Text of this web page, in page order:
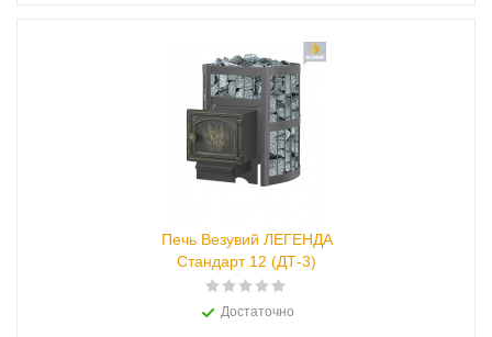
Печь Везувий ЛЕГЕНДА
Стандарт 12 (ДТ-3)
Достаточно